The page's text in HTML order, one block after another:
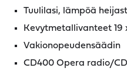
Tuulilasi, lämpöä
Kevytmetallivanteet 19
Vakionopeudensäädin
CD400 Opera radio/CD